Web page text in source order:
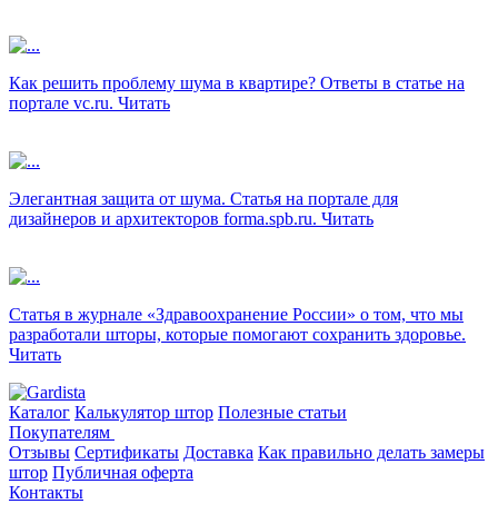
Как решить проблему шума в квартире? Ответы в статье на
портале vc.ru. Читать
Элегантная защита от шума. Статья на портале для
дизайнеров и архитекторов forma.spb.ru. Читать
Статья в журнале «Здравоохранение России» о том, что мы
разработали шторы, которые помогают сохранить здоровье.
Читать
Каталог Калькулятор штор Полезные статьи
Покупателям
Отзывы Сертификаты Доставка Как правильно делать замеры
штор Публичная оферта
Контакты